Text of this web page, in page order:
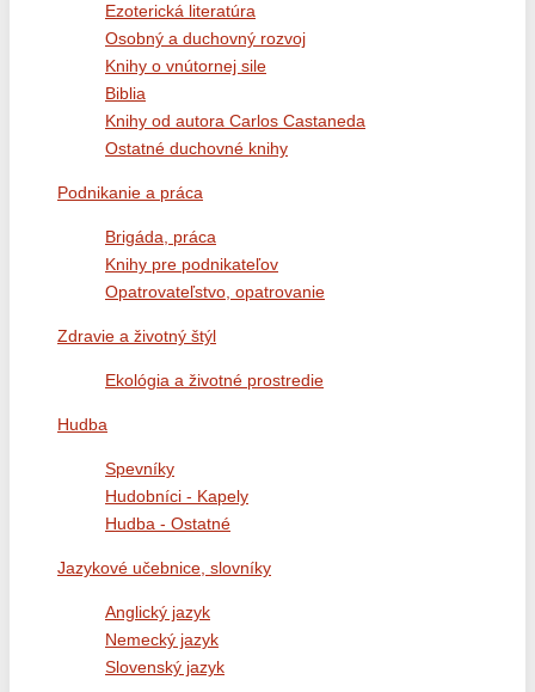
Ezoterická literatúra
Osobný a duchovný rozvoj
Knihy o vnútornej sile
Biblia
Knihy od autora Carlos Castaneda
Ostatné duchovné knihy
Podnikanie a práca
Brigáda, práca
Knihy pre podnikateľov
Opatrovateľstvo, opatrovanie
Zdravie a životný štýl
Ekológia a životné prostredie
Hudba
Spevníky
Hudobníci - Kapely
Hudba - Ostatné
Jazykové učebnice, slovníky
Anglický jazyk
Nemecký jazyk
Slovenský jazyk